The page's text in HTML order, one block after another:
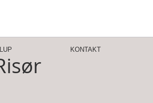
KONTAKT